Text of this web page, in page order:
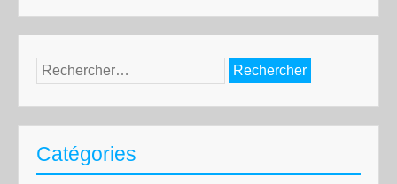
Rechercher :
Catégories